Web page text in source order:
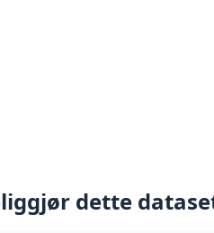
dette